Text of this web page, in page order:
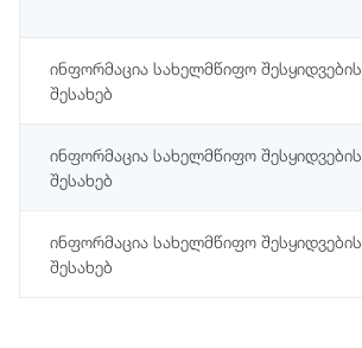
ინფორმაცია სახელმწიფო შესყიდვების
შესახებ
ინფორმაცია სახელმწიფო შესყიდვების
შესახებ
ინფორმაცია სახელმწიფო შესყიდვების
შესახებ